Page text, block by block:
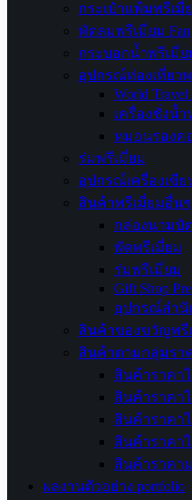
กระเป๋าแฟ้มพรีเมี่
พัดลมพรีเมี่ยม Fan
กระบอกน้ำพรีเมี่ย
อุปกรณ์ท่องเที่ยวพ
World Travel
เครื่องชั่งน้
หมอนรองค
ร่มพรีเมี่ยม
อุปกรณ์เครื่องเขีย
สินค้าพรีเมี่ยมอื่นๆ
กล่องนามบั
พัดพรีเมี่ยม
ร่มพรีเมี่ยม
Gift Shop
อุปกรณ์สำนั
สินค้าของขวัญพรี
สินค้าตามกลุ่มรา
สินค้าราคา
สินค้าราคา
สินค้าราคา
สินค้าราคา
สินค้าราคา
ผลงานตัวอย่าง portfolio